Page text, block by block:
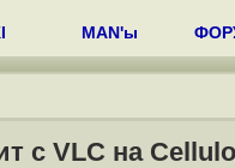
MAN'ы
с VLC на